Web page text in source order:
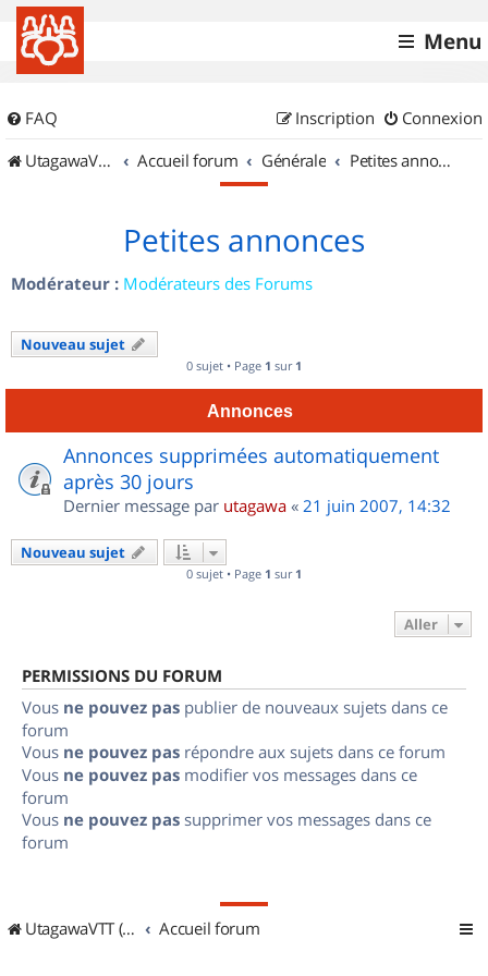
Menu
FAQ Connexion
Inscription
UtagawaVTT (Randos VTT et VTTAE avec traces GPS)
Accueil forum Générale Petites annonces
Petites annonces
Modérateur : Modérateurs des Forums
Nouveau sujet
0 sujet • Page 1 sur 1
Annonces
Annonces supprimées automatiquement
après 30 jours
Dernier message par utagawa « 21 juin 2007, 14:32
Nouveau sujet
0 sujet • Page 1 sur 1
Aller
PERMISSIONS DU FORUM
Vous ne pouvez pas publier de nouveaux sujets dans ce
forum
Vous ne pouvez pas répondre aux sujets dans ce forum
Vous ne pouvez pas modifier vos messages dans ce
forum
Vous ne pouvez pas supprimer vos messages dans ce
forum
UtagawaVTT (Randos VTT et VTTAE avec traces GPS) Accueil forum